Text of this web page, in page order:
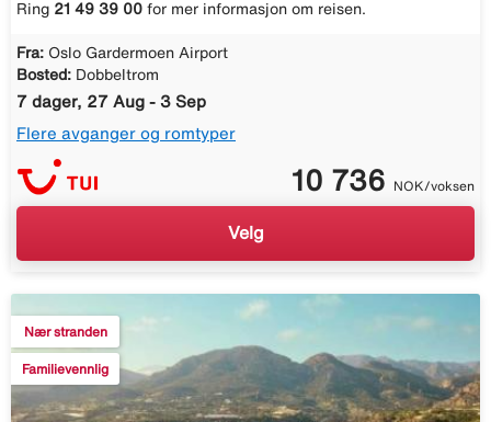
Ring 21 49 39 00 for mer informasjon om reisen.
Fra: Oslo Gardermoen Airport
Bosted: Dobbeltrom
7 dager, 27 Aug - 3 Sep
Flere avganger og romtyper
10 736 NOK/voksen
Velg
Nær stranden
Familievennlig